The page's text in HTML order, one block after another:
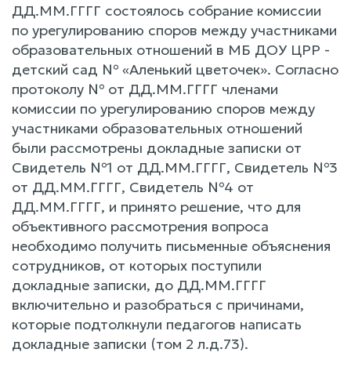
ДД.ММ.ГГГГ состоялось собрание комиссии
по урегулированию споров между участниками
образовательных отношений в МБ ДОУ ЦРР -
детский сад № «Аленький цветочек». Согласно
протоколу № от ДД.ММ.ГГГГ членами
комиссии по урегулированию споров между
участниками образовательных отношений
были рассмотрены докладные записки от
Свидетель №1 от ДД.ММ.ГГГГ, Свидетель №3
от ДД.ММ.ГГГГ, Свидетель №4 от
ДД.ММ.ГГГГ, и принято решение, что для
объективного рассмотрения вопроса
необходимо получить письменные объяснения
сотрудников, от которых поступили
докладные записки, до ДД.ММ.ГГГГ
включительно и разобраться с причинами,
которые подтолкнули педагогов написать
докладные записки (том 2 л.д.73).